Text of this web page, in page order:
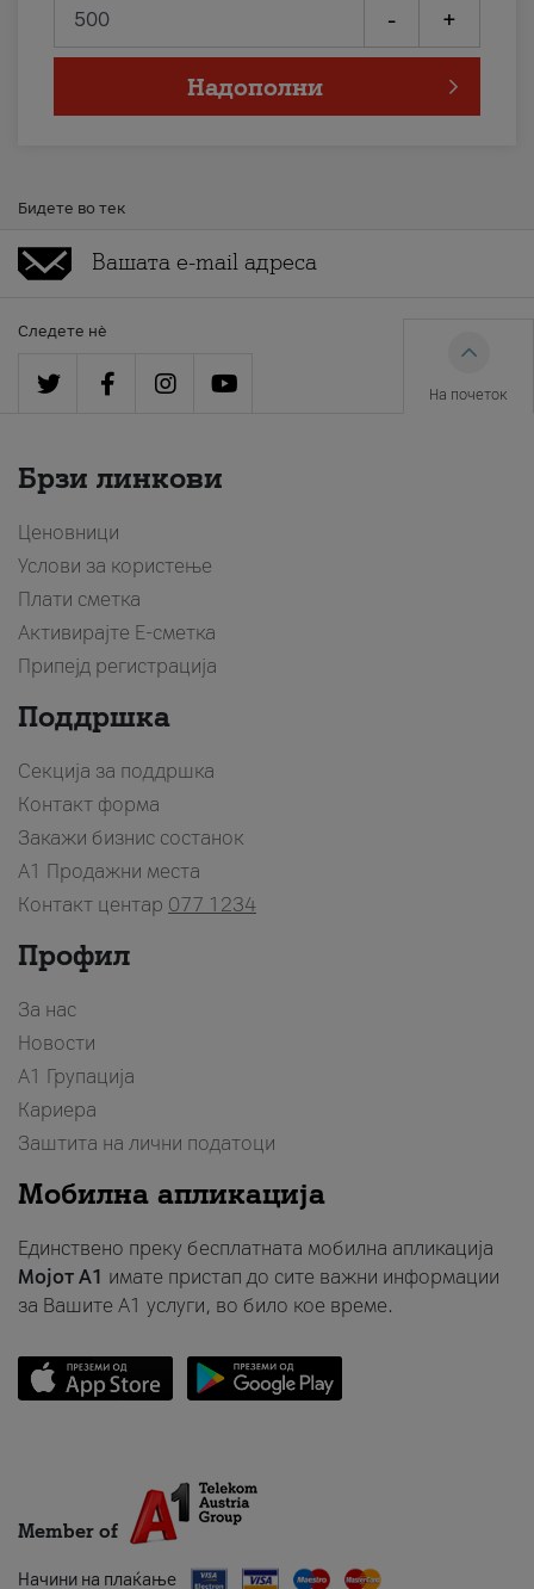
- +
Надополни
Бидете во тек
Следете нè
На почеток
Брзи линкови
Ценовници
Услови за користење
Плати сметка
Активирајте Е-сметка
Припејд регистрација
Поддршка
Секција за поддршка
Контакт форма
Закажи бизнис состанок
A1 Продажни места
Контакт центар 077 1234
Профил
За нас
Новости
А1 Групација
Кариера
Заштита на лични податоци
Мобилна апликација
Единствено преку бесплатната мобилна апликација
Мојот A1 имате пристап до сите важни информации
за Вашите A1 услуги, во било кое време.
Member of
Начини на плаќање